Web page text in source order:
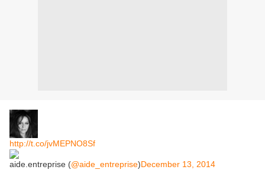
http://t.co/jvMEPNO8Sf
aide.entreprise (@aide_entreprise)December 13, 2014